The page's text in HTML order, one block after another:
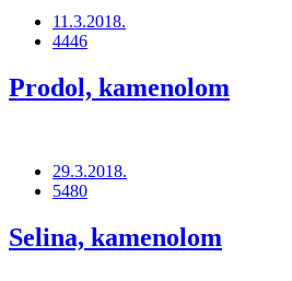
11.3.2018.
4446
Prodol, kamenolom
29.3.2018.
5480
Selina, kamenolom